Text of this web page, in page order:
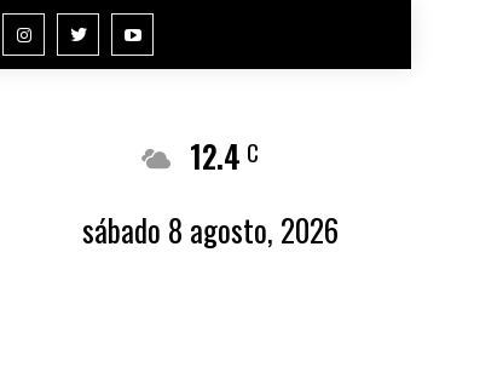
12.4 C
sábado 8 agosto, 2026